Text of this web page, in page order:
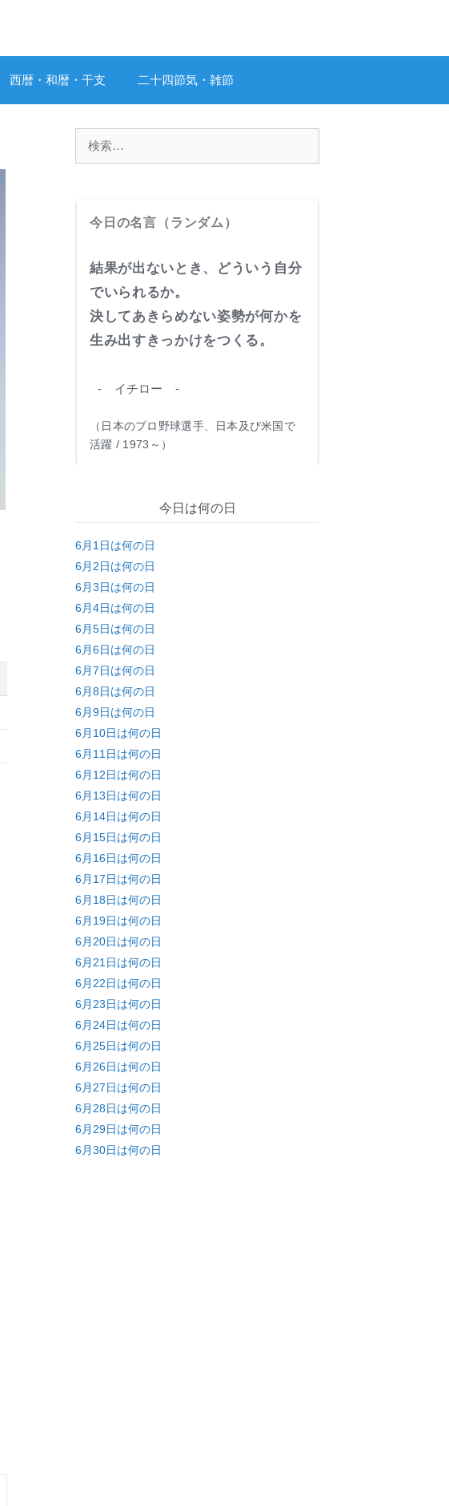
西暦・和暦・干支 二十四節気・雑節
今日の名言（ランダム）
結果が出ないとき、どういう自分
でいられるか。
決してあきらめない姿勢が何かを
生み出すきっかけをつくる。
- イチロー -
（日本のプロ野球選手、日本及び米国で
活躍 / 1973～）
今日は何の日
6月1日は何の日
6月2日は何の日
6月3日は何の日
6月4日は何の日
6月5日は何の日
6月6日は何の日
6月7日は何の日
6月8日は何の日
6月9日は何の日
6月10日は何の日
6月11日は何の日
6月12日は何の日
6月13日は何の日
6月14日は何の日
6月15日は何の日
6月16日は何の日
6月17日は何の日
6月18日は何の日
6月19日は何の日
6月20日は何の日
6月21日は何の日
6月22日は何の日
6月23日は何の日
6月24日は何の日
6月25日は何の日
6月26日は何の日
6月27日は何の日
6月28日は何の日
6月29日は何の日
6月30日は何の日